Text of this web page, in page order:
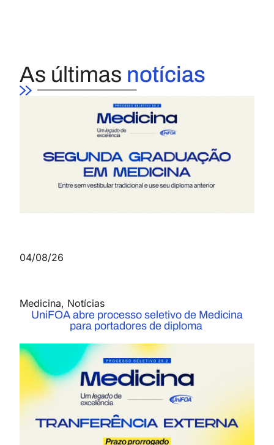
As últimas notícias
04/08/26
Medicina, Notícias
UniFOA abre processo seletivo de Medicina
para portadores de diploma